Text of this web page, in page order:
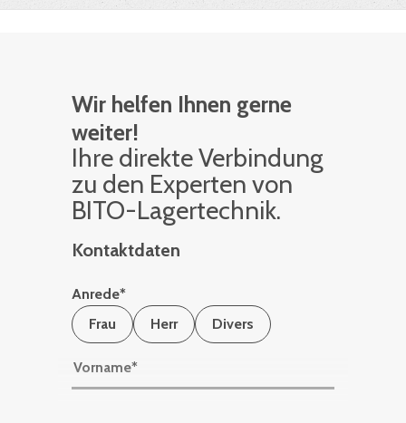
Wir helfen Ihnen gerne
weiter!
Ihre di­rek­te Ver­bin­dung
zu den Ex­per­ten von
BITO-La­ger­tech­nik.
Kontaktdaten
Anrede*
Frau
Herr Divers
Vorname*